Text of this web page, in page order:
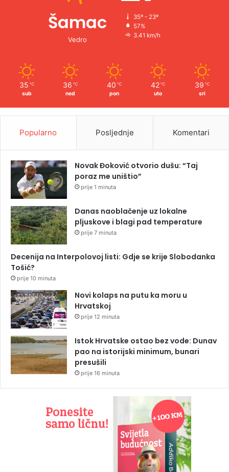
Šamac
Vedro
35º - 23º
57%
3.41 km/h
35 ℃
sub
36 ℃
ned
40 ℃
pon
42 ℃
uto
39 ℃
sri
Popularno Posljednje Komentari
Novak Đoković otvorio dušu: “Taj
poraz me uništio”
prije 1 minuta
Danas naoblačenje uz lokalne
pljuskove i blagi pad temperature
prije 7 minuta
Decenija na Interpolovoj listi: Gdje se krije Slobodanka
Tošić?
prije 10 minuta
Novi kolaps na putu ka moru u
Hrvatskoj
prije 12 minuta
Istok Hrvatske ostao bez vode: Dunav
pao na istorijski minimum, bunari
presušili
prije 16 minuta